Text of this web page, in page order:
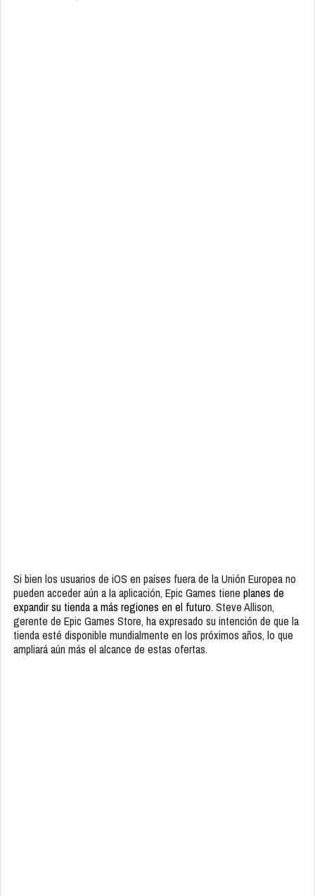
Si bien los usuarios de iOS en países fuera de la Unión Europea no
pueden acceder aún a la aplicación, Epic Games tiene planes de
expandir su tienda a más regiones en el futuro. Steve Allison,
gerente de Epic Games Store, ha expresado su intención de que la
tienda esté disponible mundialmente en los próximos años, lo que
ampliará aún más el alcance de estas ofertas.